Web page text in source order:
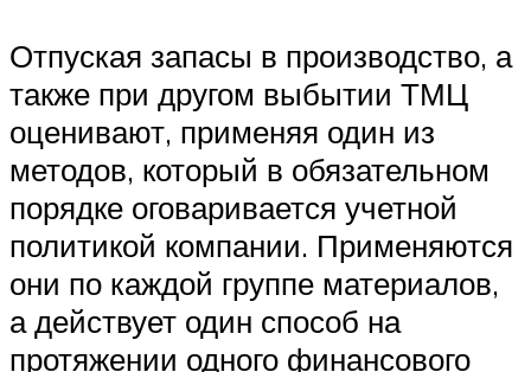
Отпуская запасы в производство, а
также при другом выбытии ТМЦ
оценивают, применяя один из
методов, который в обязательном
порядке оговаривается учетной
политикой компании. Применяются
они по каждой группе материалов,
а действует один способ на
протяжении одного финансового